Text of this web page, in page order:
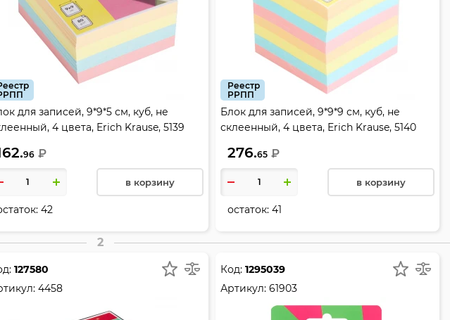
для записей, 9*9*5 см, куб, не
4 цвета, Erich Krause, 5139
96 ₽
в корзину
42
Реестр
РРПП
Блок для записей, 9*9*9 см, куб, не
склеенный, 4 цвета, Erich Krause, 5140
276.65 ₽
в корзину
остаток: 41
2
127580
4458
Код: 1295039
Артикул: 61903